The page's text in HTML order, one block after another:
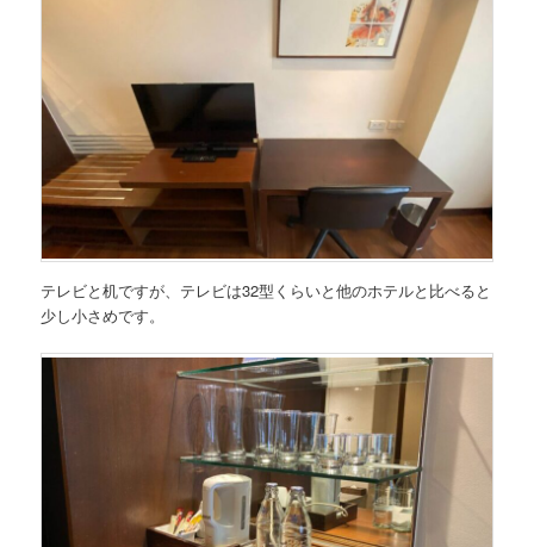
テレビと机ですが、テレビは32型くらいと他のホテルと比べると
少し小さめです。